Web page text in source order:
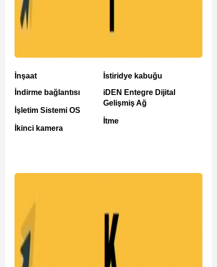
İnşaat
İndirme bağlantısı
İşletim Sistemi OS
İkinci kamera
İstiridye kabuğu
iDEN Entegre Dijital
Gelişmiş Ağ
İtme